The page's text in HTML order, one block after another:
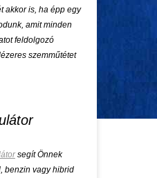
akkor is, ha épp egy
amit minden
feldolgozó
szemműtétet
segít Önnek
benzin vagy hibrid